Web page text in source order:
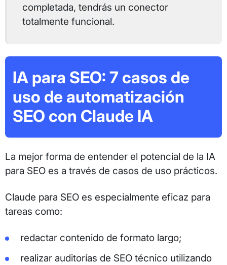
completada, tendrás un conector
totalmente funcional.
IA para SEO: 7 casos de
uso de automatización
SEO con Claude IA
La mejor forma de entender el potencial de la IA
para SEO es a través de casos de uso prácticos.
Claude para SEO es especialmente eficaz para
tareas como:
redactar contenido de formato largo;
realizar auditorías de SEO técnico utilizando